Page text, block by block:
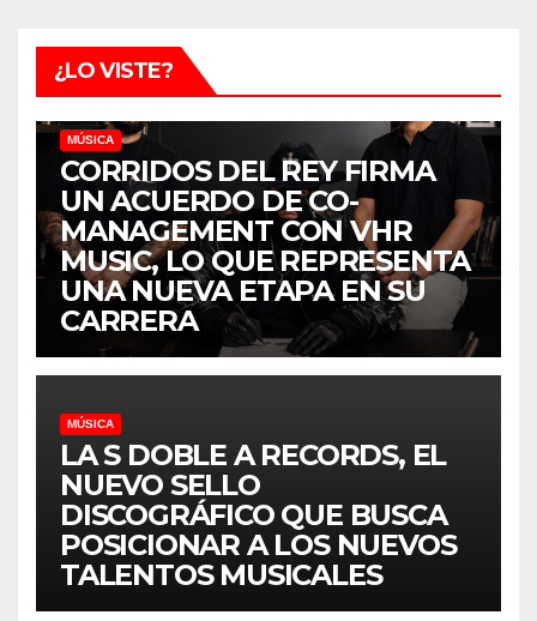
¿LO VISTE?
MÚSICA
CORRIDOS DEL REY FIRMA
UN ACUERDO DE CO-
MANAGEMENT CON VHR
MUSIC, LO QUE REPRESENTA
UNA NUEVA ETAPA EN SU
CARRERA
MÚSICA
LA S DOBLE A RECORDS, EL
NUEVO SELLO
DISCOGRÁFICO QUE BUSCA
POSICIONAR A LOS NUEVOS
TALENTOS MUSICALES